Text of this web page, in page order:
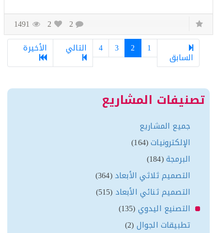
2
1491
السابق
التالي الأخيرة
المشاريع
جميع المشاريع
الإلكترونيات(164)
البرمجة(184)
التصميم ثلاثي الأبعاد(364)
التصميم ثنائي الأبعاد(515)
التصنيع اليدوي(135)
تطبيقات الجوال(2)